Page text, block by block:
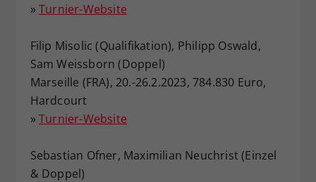
» Turnier-Website
Filip Misolic (Qualifikation), Philipp Oswald,
Sam Weissborn (Doppel)
Marseille (FRA), 20.-26.2.2023, 784.830 Euro,
Hardcourt
» Turnier-Website
Sebastian Ofner, Maximilian Neuchrist (Einzel
& Doppel)
Zweck
Dieser Wert speichert Ihre Consent-
zufällig generierte ID, für die
historische Speicherung Ihrer
vorgenommen Einstellungen, falls der